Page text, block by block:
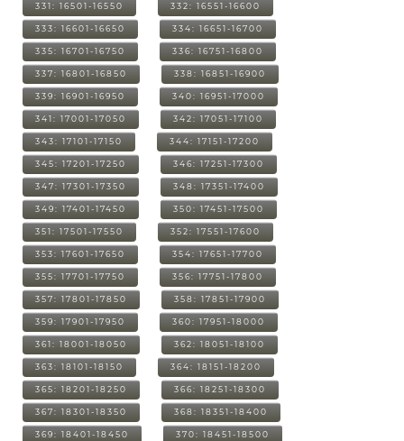
331: 16501-16550 332: 16551-16600
333: 16601-16650 334: 16651-16700
335: 16701-16750 336: 16751-16800
337: 16801-16850 338: 16851-16900
339: 16901-16950 340: 16951-17000
341: 17001-17050 342: 17051-17100
343: 17101-17150 344: 17151-17200
345: 17201-17250 346: 17251-17300
347: 17301-17350 348: 17351-17400
349: 17401-17450 350: 17451-17500
351: 17501-17550 352: 17551-17600
353: 17601-17650 354: 17651-17700
355: 17701-17750 356: 17751-17800
357: 17801-17850 358: 17851-17900
359: 17901-17950 360: 17951-18000
361: 18001-18050 362: 18051-18100
363: 18101-18150 364: 18151-18200
365: 18201-18250 366: 18251-18300
367: 18301-18350 368: 18351-18400
369: 18401-18450 370: 18451-18500